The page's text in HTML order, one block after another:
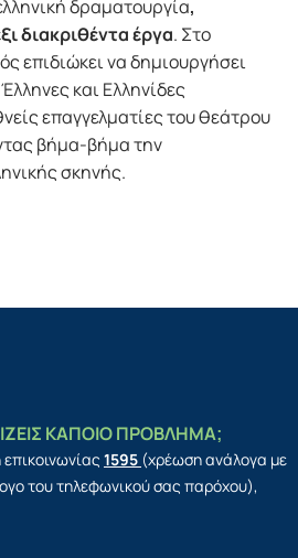
δραματουργία,
διακριθέντα έργα. Στο
επιδιώκει να δημιουργήσει
και Ελληνίδες
επαγγελματίες του θεάτρου
βήμα-βήμα την
σκηνής.
ΚΑΠΟΙΟ ΠΡΟΒΛΗΜΑ;
1595 (χρέωση ανάλογα με
του τηλεφωνικού σας παρόχου),